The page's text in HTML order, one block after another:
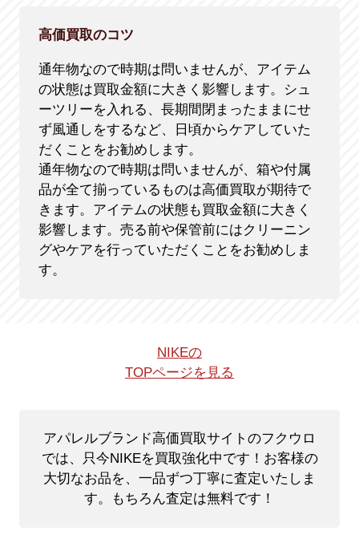
高価買取のコツ
通年物なので時期は問いませんが、アイテム
の状態は買取金額に大きく影響します。シュ
ーツリーを入れる、長期間閉まったままにせ
ず風通しをするなど、日頃からケアしていた
だくことをお勧めします。
通年物なので時期は問いませんが、箱や付属
品が全て揃っているものは高価買取が期待で
きます。アイテムの状態も買取金額に大きく
影響します。売る前や保管前にはクリーニン
グやケアを行っていただくことをお勧めしま
す。
NIKEの
TOPページを見る
アパレルブランド高価買取サイトのフクウロ
では、只今NIKEを買取強化中です！ お客様の
大切なお品を、一品ずつ丁寧に査定いたしま
す。もちろん査定は無料です！